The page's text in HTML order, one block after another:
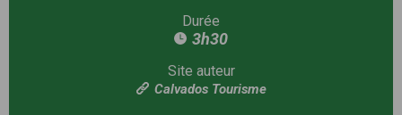
Durée
3h30
Site auteur
Calvados Tourisme